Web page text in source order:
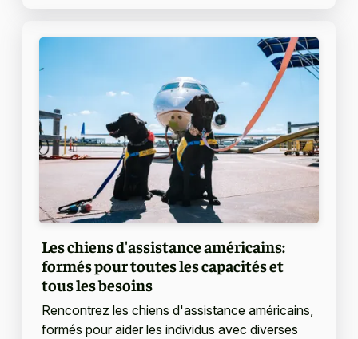
Les chiens d'assistance américains:
formés pour toutes les capacités et
tous les besoins
Rencontrez les chiens d'assistance américains,
formés pour aider les individus avec diverses